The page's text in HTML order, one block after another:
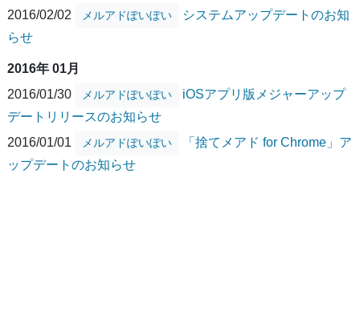
2016/02/02
メルアドぽいぽい
システムアップデートのお知
らせ
2016年 01月
2016/01/30
メルアドぽいぽい
iOSアプリ版メジャーアップ
デートリリースのお知らせ
2016/01/01
メルアドぽいぽい
「捨てメアド for Chrome」ア
ップデートのお知らせ